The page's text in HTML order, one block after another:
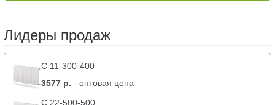
Лидеры продаж
C 11-300-400
3577 р. - оптовая цена
C 22-500-500